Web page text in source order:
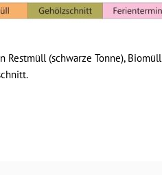
Restmüll (schwarze Tonne), Biomüll